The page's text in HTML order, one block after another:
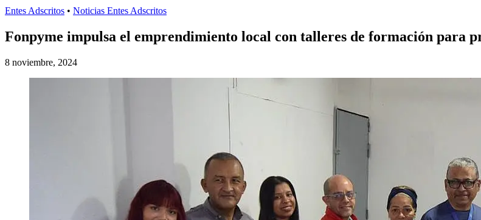
Entes Adscritos • Noticias Entes Adscritos
Fonpyme impulsa el emprendimiento local con talleres de formación para
8 noviembre, 2024